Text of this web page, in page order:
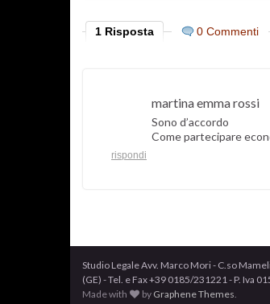
1 Risposta 0 Commenti
martina emma rossi
Sono d’accordo
Come partecipare
rispondi
Studio Legale Avv. Marco Mori - C.so
(GE) - Tel. e Fax +39 0185/231221 - P. Iva
Made with
by Graphene Themes.